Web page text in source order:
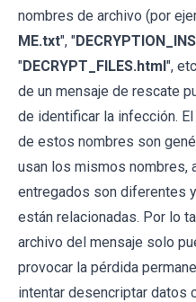
nombres de archivo (por
ME.txt", "
"DECRYPT_FILES.html",
de un mensaje de rescate
de identificar la infección.
de estos nombres son
usan los mismos nombres,
entregados son diferentes
están relacionadas. Por lo
archivo del mensaje solo
provocar la pérdida
intentar desencriptar datos